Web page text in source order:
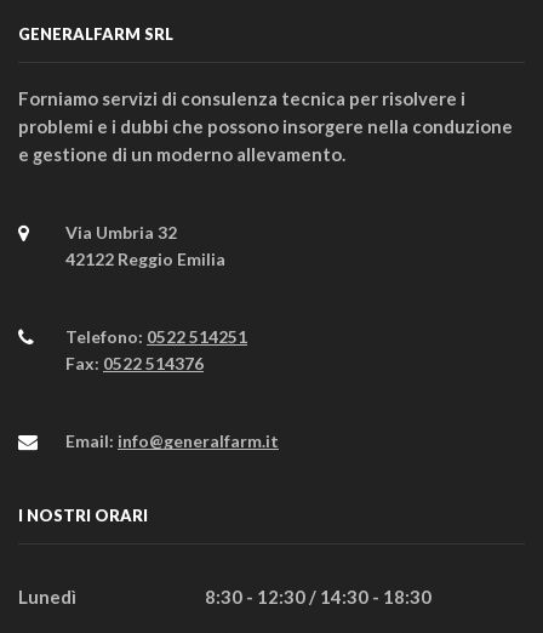
GENERALFARM SRL
Forniamo servizi di consulenza tecnica per risolvere i
problemi e i dubbi che possono insorgere nella conduzione
e gestione di un moderno allevamento.
Via Umbria 32
42122 Reggio Emilia
Telefono: 0522 514251
Fax: 0522 514376
Email: info@generalfarm.it
I NOSTRI ORARI
Lunedì 8:30 - 12:30 / 14:30 - 18:30